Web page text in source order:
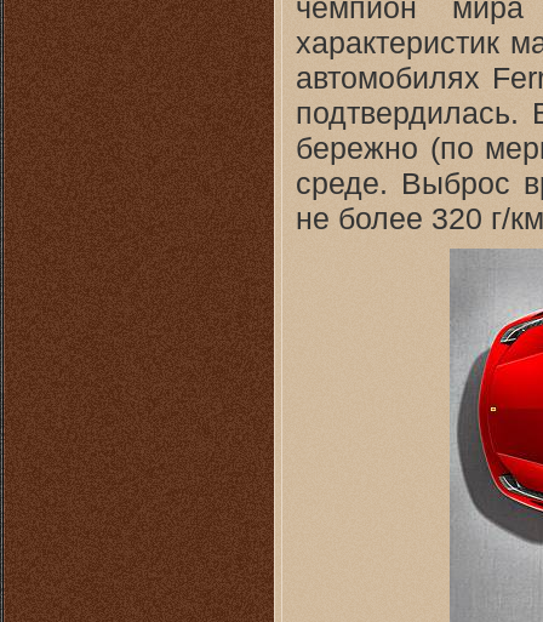
характеристик
автомобилях
подтвердилась.
бережно (по
среде. Выброс
не более 320 г/